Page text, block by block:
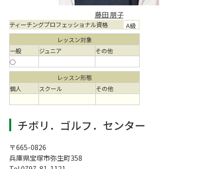
藤田 朋子
ティーチングプロフェッショナル資格 A級
レッスン対象
一般
ジュニア
その他
○
レッスン形態
個人
スクール その他
チボリ．ゴルフ．センター
〒665-0826
兵庫県宝塚市弥生町358